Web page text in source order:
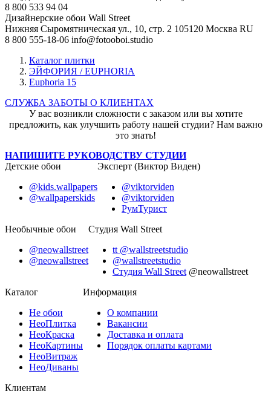
8 800 533 94 04
Дизайнерские обои Wall Street
Нижняя Сыромятническая ул., 10, стр. 2 105120 Москва RU
8 800 555-18-06 info@fotooboi.studio
Каталог плитки
ЭЙФОРИЯ / EUPHORIA
Euphoria 15
СЛУЖБА ЗАБОТЫ О КЛИЕНТАХ
У вас возникли сложности с заказом или вы хотите
предложить, как улучшить работу нашей студии? Нам важно
это знать!
НАПИШИТЕ РУКОВОДСТВУ СТУДИИ
Детские обои
@kids.wallpapers
@wallpaperskids
Эксперт (Виктор Виден)
@viktorviden
@viktorviden
РумТурист
Необычные обои
@neowallstreet
@neowallstreet
Студия Wall Street
tt @wallstreetstudio
@wallstreetstudio
Студия Wall Street @neowallstreet
Каталог
Не обои
НеоПлитка
НеоКраска
НеоКартины
НеоВитраж
НеоДиваны
Информация
О компании
Вакансии
Доставка и оплата
Порядок оплаты картами
Клиентам